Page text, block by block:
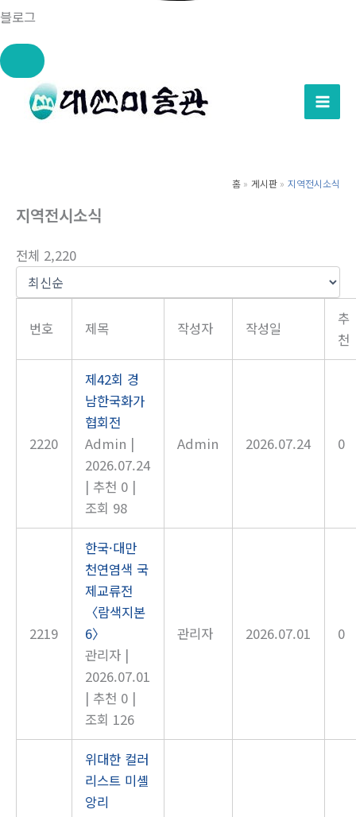
블로그
홈 게시판 지역전시소식
지역전시소식
전체 2,220
번호 제목 작성자 작성일
추
천
2220
제42회 경
남한국화가
협회전
Admin |
2026.07.24
| 추천 0 |
조회 98
Admin 2026.07.24 0
2219
한국·대만
천연염색 국
제교류전
〈람색지본
6〉
관리자 |
2026.07.01
| 추천 0 |
조회 126
관리자 2026.07.01 0
위대한 컬러
리스트 미셸
앙리